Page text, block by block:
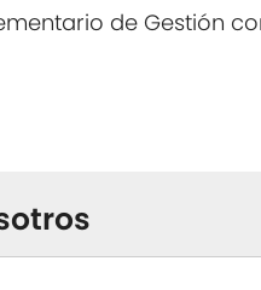
de Gestión